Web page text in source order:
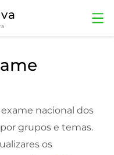
nacional dos
grupos e temas.
os